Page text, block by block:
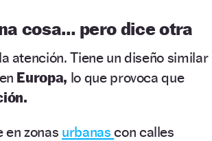
cosa… pero dice otra
atención. Tiene un diseño similar
Europa, lo que provoca que
en zonas urbanascon calles